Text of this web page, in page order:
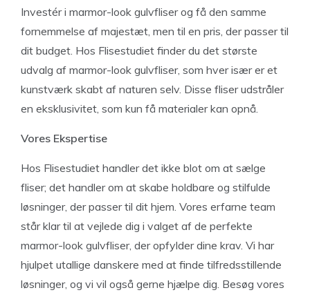
Investér i marmor-look gulvfliser og få den samme
fornemmelse af majestæt, men til en pris, der passer til
dit budget. Hos Flisestudiet finder du det største
udvalg af marmor-look gulvfliser, som hver især er et
kunstværk skabt af naturen selv. Disse fliser udstråler
en eksklusivitet, som kun få materialer kan opnå.
Vores Ekspertise
Hos Flisestudiet handler det ikke blot om at sælge
fliser; det handler om at skabe holdbare og stilfulde
løsninger, der passer til dit hjem. Vores erfarne team
står klar til at vejlede dig i valget af de perfekte
marmor-look gulvfliser, der opfylder dine krav. Vi har
hjulpet utallige danskere med at finde tilfredsstillende
løsninger, og vi vil også gerne hjælpe dig. Besøg vores